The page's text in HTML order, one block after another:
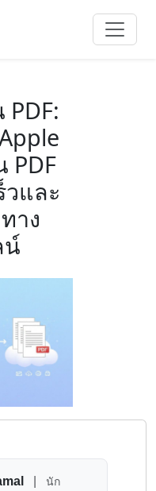
PDF:
PDF
วและ
าง
น์
นัก